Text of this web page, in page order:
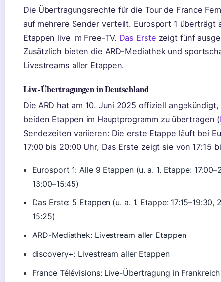
Die Übertragungsrechte für die Tour de France
auf mehrere Sender verteilt. Eurosport 1 überträgt
Etappen live im Free-TV. Das Erste zeigt fünf
Zusätzlich bieten die ARD-Mediathek und
Livestreams aller Etappen.
Live-Übertragungen in Deutschland
Die ARD hat am 10. Juni 2025 offiziell
beiden Etappen im Hauptprogramm zu übertragen (
Sendezeiten variieren: Die erste Etappe läuft bei
17:00 bis 20:00 Uhr, Das Erste zeigt sie von 17:15
Eurosport 1: Alle 9 Etappen (u. a. 1. Etappe:
13:00–15:45)
Das Erste: 5 Etappen (u. a. 1. Etappe: 17:15–19:30,
15:25)
ARD-Mediathek: Livestream aller Etappen
discovery+: Livestream aller Etappen
France Télévisions: Live-Übertragung in Frankreich